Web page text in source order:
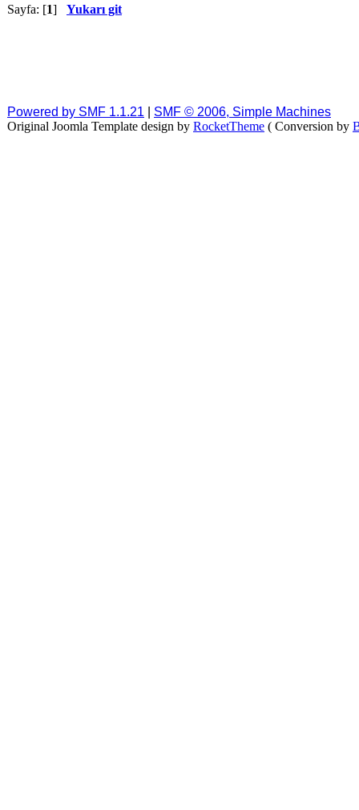
Sayfa: [1] Yukarı git
Powered by SMF 1.1.21
SMF © 2006, Simple Machines
Original Joomla Template design by RocketTheme ( Conversion by